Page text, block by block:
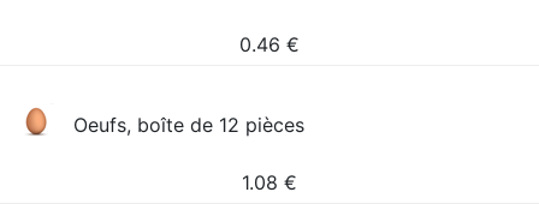
0.46 €
Oeufs, boîte de 12 pièces
1.08 €